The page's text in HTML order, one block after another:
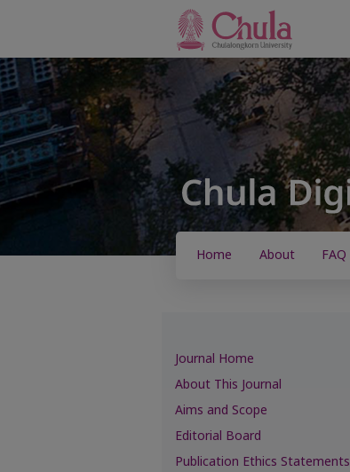
Home About FAQ
Journal Home
About This Journal
Aims and Scope
Editorial Board
Publication Ethics Statements